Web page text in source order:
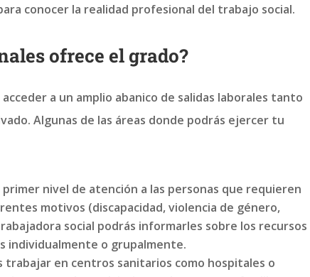
conocer la realidad profesional del trabajo social.
ofrece el grado?
a un amplio abanico de salidas laborales tanto
Algunas de las áreas donde podrás ejercer tu
primer nivel de atención a las personas que requieren
motivos (discapacidad, violencia de género,
social podrás informarles sobre los recursos
individualmente o grupalmente.
trabajar en centros sanitarios como hospitales o